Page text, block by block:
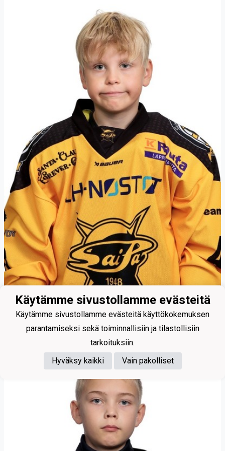
46
Ahonen Niko
Käytämme sivustollamme evästeitä
Käytämme sivustollamme evästeitä käyttökokemuksen
parantamiseksi sekä toiminnallisiin ja tilastollisiin
tarkoituksiin.
Hyväksy kaikki
Vain pakolliset